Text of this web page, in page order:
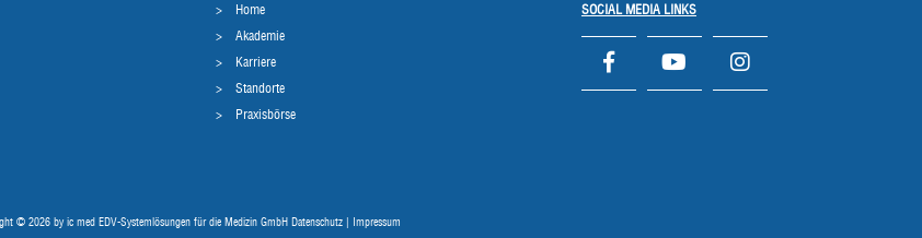
Home
Akademie
Karriere
Standorte
Praxisbörse
SOCIAL MEDIA LINKS
© 2026 by ic med EDV-Systemlösungen für die Medizin GmbH Datenschutz Impressum